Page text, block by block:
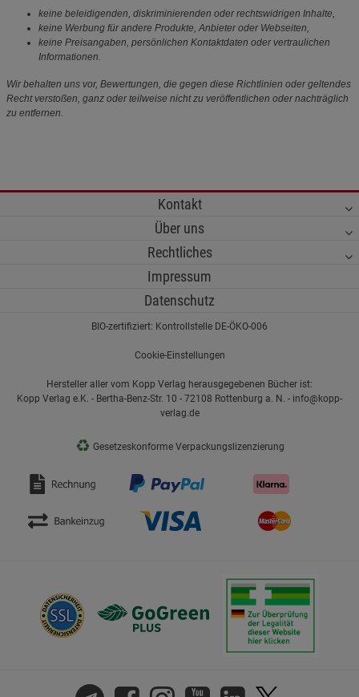
keine beleidigenden, diskriminierenden oder rechtswidrigen Inhalte,
keine Werbung für andere Produkte, Anbieter oder Webseiten,
keine Preisangaben, persönlichen Kontaktdaten oder vertraulichen
Informationen.
Wir behalten uns vor, Bewertungen, die gegen diese Richtlinien oder geltendes
Recht verstoßen, ganz oder teilweise nicht zu veröffentlichen oder nachträglich
zu entfernen.
Kontakt
Über uns
Rechtliches
Impressum
Datenschutz
BIO-zertifiziert: Kontrollstelle DE-ÖKO-006
Cookie-Einstellungen
Hersteller aller vom Kopp Verlag herausgegebenen Bücher ist:
Kopp Verlag e.K. - Bertha-Benz-Str. 10 - 72108 Rottenburg a. N. - info@kopp-
verlag.de
♻ Gesetzeskonforme Verpackungslizenzierung